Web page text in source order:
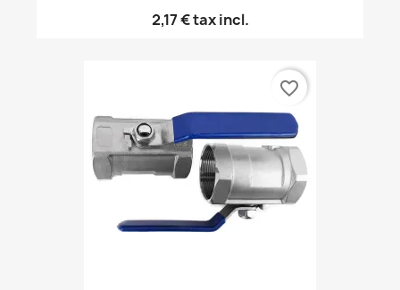
2,17 €tax incl.
favorite_border